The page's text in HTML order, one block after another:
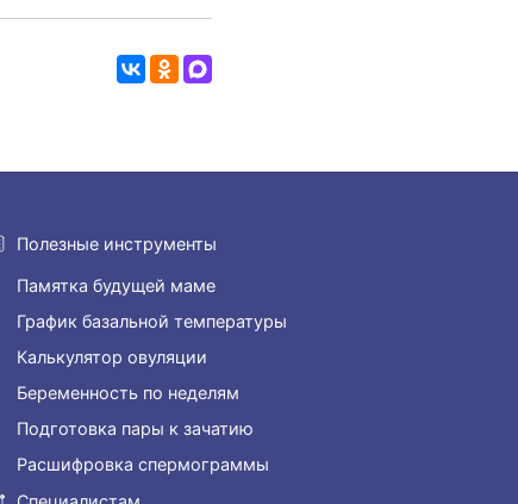
Полезные инструменты
Памятка будущей маме
График базальной температуры
Калькулятор овуляции
Беременность по неделям
Подготовка пары к зачатию
Расшифровка спермограммы